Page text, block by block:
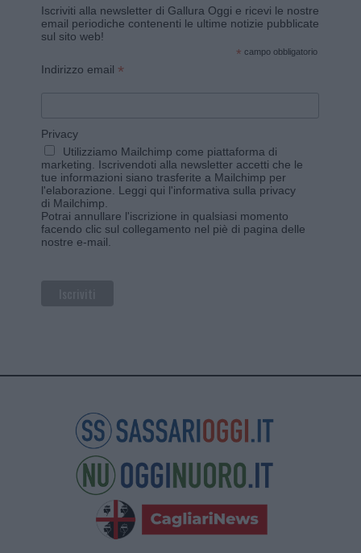
Iscriviti alla newsletter di Gallura Oggi e ricevi le nostre
email periodiche contenenti le ultime notizie pubblicate
sul sito web!
* campo obbligatorio
Indirizzo email *
Privacy
Utilizziamo Mailchimp come piattaforma di
marketing. Iscrivendoti alla newsletter accetti che le
tue informazioni siano trasferite a Mailchimp per
l'elaborazione. Leggi qui l'informativa sulla privacy
di Mailchimp
Potrai annullare l'iscrizione in qualsiasi momento
facendo clic sul collegamento nel piè di pagina delle
nostre e-mail.